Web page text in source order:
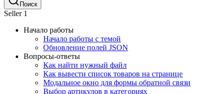
Поиск
Seller 1
Начало работы
Начало работы с темой
Обновление полей JSON
Вопросы-ответы
Как найти нужный файл
Как вывести список товаров на странице
Модальное окно для формы обратной связи
Выбор артикулов в категориях